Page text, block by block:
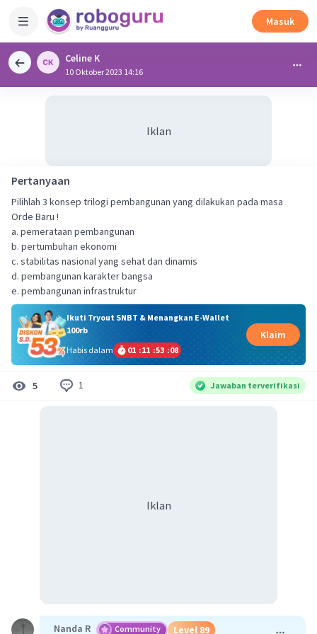
Masuk
Celine K
10 Oktober 2023 14:16
Iklan
Pertanyaan
Pilihlah 3 konsep trilogi pembangunan yang dilakukan pada masa
Orde Baru !
a. pemerataan pembangunan
b. pertumbuhan ekonomi
c. stabilitas nasional yang sehat dan dinamis
d. pembangunan karakter bangsa
e. pembangunan infrastruktur
Ikuti Tryout SNBT & Menangkan E-Wallet
100rb
Habis dalam
01 :11 :53 :08
Klaim
5 1 Jawaban terverifikasi
Iklan
Nanda R Community Level 89